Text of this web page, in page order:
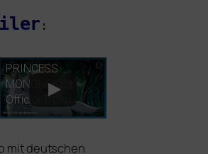
:
PRINCESS
MONONOKE
Official Trailer
mit deut­schen